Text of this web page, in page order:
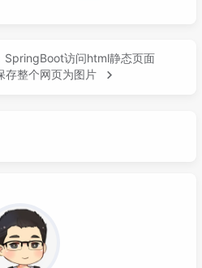
SpringBoot访问html静态页面
存整个网页为图片